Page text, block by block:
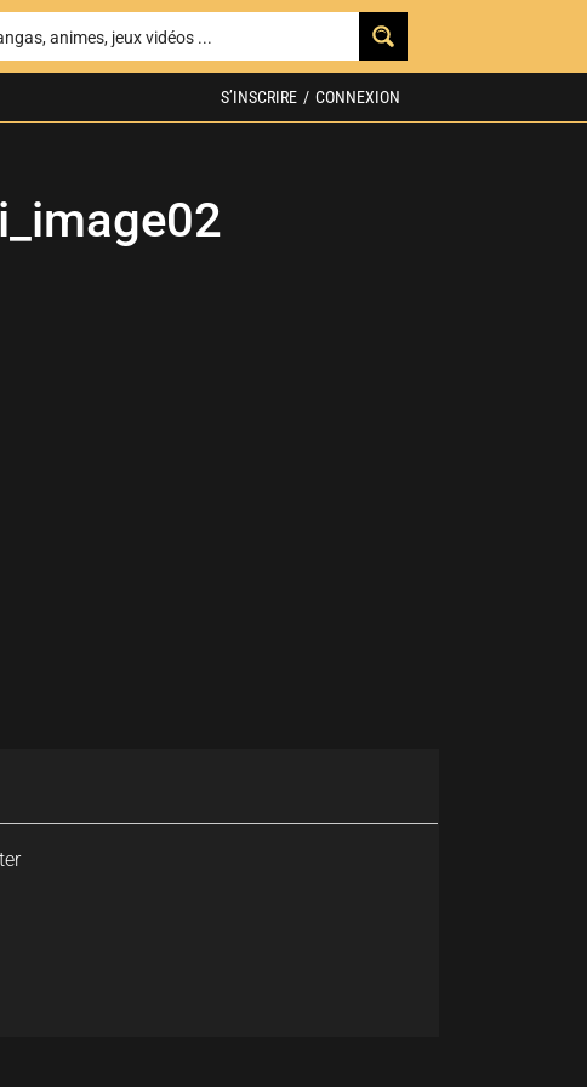
S’INSCRIRE / CONNEXION